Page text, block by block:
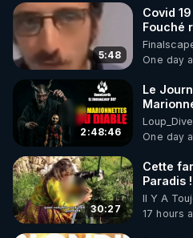
▶ 30 jours gratuit sur
de bien-être ENVOL :
Rendez-vous sur https://
le code : REGENERE
5:48
Covid
Fouché
de
One day
2:48:46
Le
Loup
One day
30:27
Cette
Paradis
Il Y A
17 hours